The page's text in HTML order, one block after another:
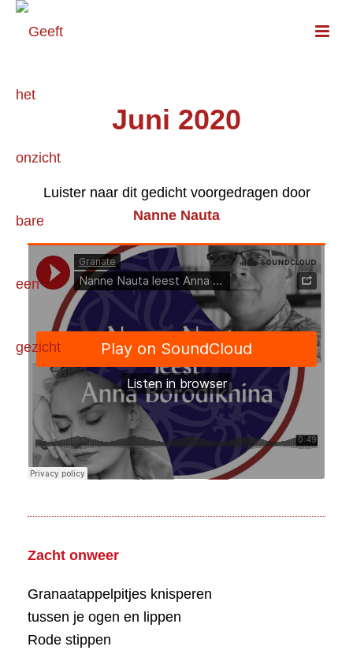
Juni 2020
Luister naar dit gedicht voorgedragen door
Nanne Nauta
Zacht onweer
Granaatappelpitjes knisperen
tussen je ogen en lippen
Rode stippen